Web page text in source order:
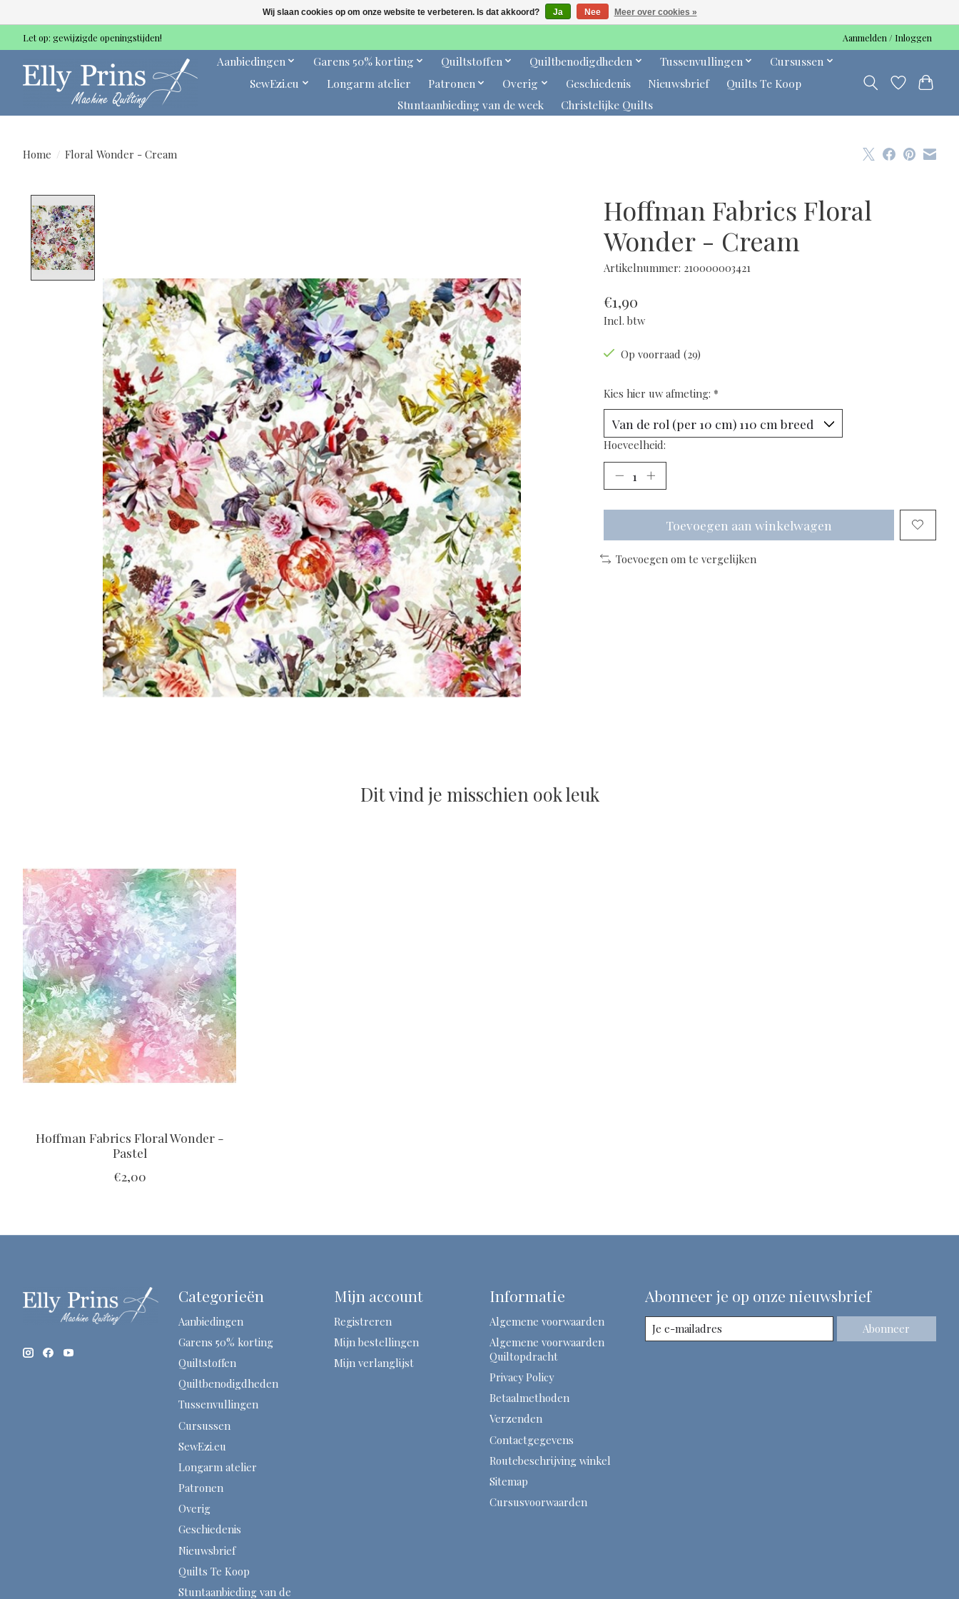
Let op: gewijzigde openingstijden! Aanmelden / Inloggen
Aanbiedingen Garens 50% korting Quiltstoffen Quiltbenodigdheden Tussenvullingen
Cursussen
SewEzi.eu
Longarm atelier Patronen Overig Geschiedenis Nieuwsbrief
Quilts Te Koop
Stuntaanbieding van de week
Christelijke Quilts
Home / Floral Wonder - Cream
Hoffman Fabrics Floral
Wonder - Cream
Artikelnummer: 210000003421
€1,90
Incl. btw
Op voorraad (29)
Kies hier uw afmeting: *
Hoeveelheid:
Toevoegen aan winkelwagen
Toevoegen om te vergelijken
Dit vind je misschien ook leuk
Hoffman Fabrics Floral Wonder -
Pastel
€2,00
Categorieën
Aanbiedingen
Garens 50% korting
Quiltstoffen
Quiltbenodigdheden
Tussenvullingen
Cursussen
SewEzi.eu
Longarm atelier
Patronen
Overig
Geschiedenis
Nieuwsbrief
Quilts Te Koop
Stuntaanbieding van de
Mijn account
Registreren
Mijn bestellingen
Mijn verlanglijst
Informatie
Algemene voorwaarden
Algemene voorwaarden
Quiltopdracht
Privacy Policy
Betaalmethoden
Verzenden
Contactgegevens
Routebeschrijving winkel
Sitemap
Cursusvoorwaarden
Abonneer je op onze nieuwsbrief
Abonneer
Wij slaan cookies op om onze website te verbeteren. Is dat akkoord? Ja Nee Meer over cookies »